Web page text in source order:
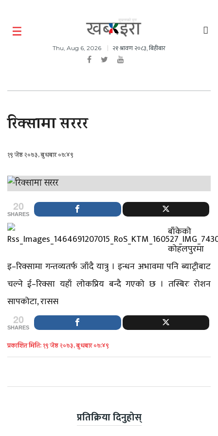
Thu, Aug 6, 2026 २१ श्रावण २०८३, बिहीबार
रिक्सामा सररर
१९ जेष्ठ २०७३, बुधबार ०७:४९
20
SHARES
बाँकेको
कोहलपुरमा
इ–रिक्सामा गन्तव्यतर्फ जाँदै यात्रु । इन्धन अभावमा पनि ब्याट्रीबाट
चल्ने ई–रिक्सा यहाँ लोकप्रिय बन्दै गएको छ । तस्बिरः रोशन
सापकोटा, रासस
20
SHARES
प्रकाशित मिति: १९ जेष्ठ २०७३, बुधबार ०७:४९
प्रतिक्रिया दिनुहोस्